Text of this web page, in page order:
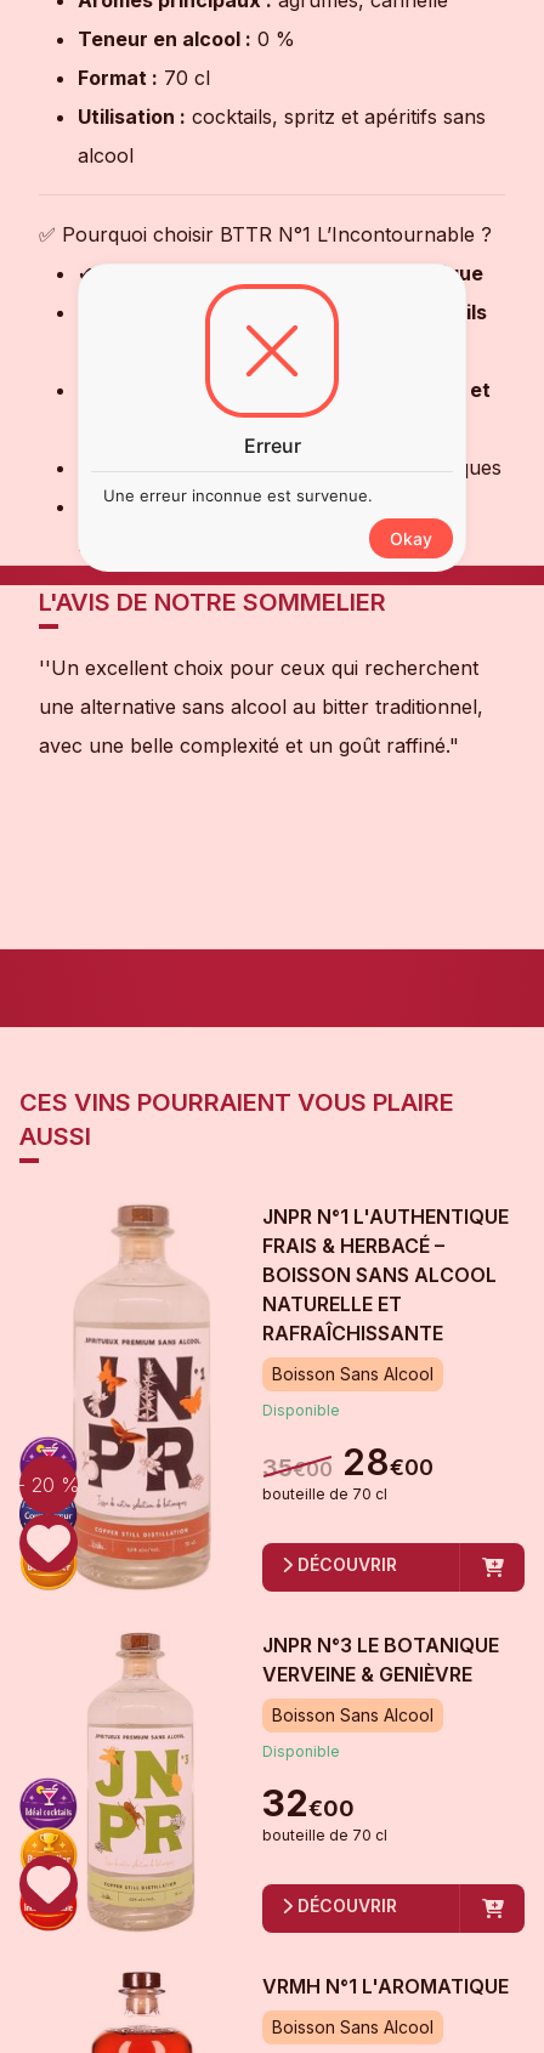
Teneur en alcool : 0 %
Format : 70 cl
Utilisation : cocktails, spritz et apéritifs sans
alcool
✅ Pourquoi choisir BTTR N°1 L’Incontournable ?
✔ Bitter
sans alcool intense et aromatique
✔ Idéal pour réaliser des
spritz et cocktails
✔ Équilibre parfait entre
agrumes, épices et
✔ Alternative élégante aux apéritifs classiques
✔ Parfait pour unapéritif convivial sans
alcool
L'AVIS DE NOTRE SOMMELIER
''Un excellent choix pour ceux qui recherchent
une alternative sans alcool au bitter traditionnel,
avec une belle complexité et un goût raffiné."
CES VINS POURRAIENT VOUS PLAIRE
AUSSI
- 20 %
JNPR N°1 L'AUTHENTIQUE
FRAIS & HERBACÉ –
BOISSON SANS ALCOOL
NATURELLE ET
RAFRAÎCHISSANTE
Boisson Sans Alcool
Disponible
35€00 28€00
bouteille de 70 cl
DÉCOUVRIR
JNPR N°3 LE BOTANIQUE
VERVEINE & GENIÈVRE
Boisson Sans Alcool
Disponible
32€00
bouteille de 70 cl
DÉCOUVRIR
VRMH N°1 L'AROMATIQUE
Boisson Sans Alcool
Erreur
Une erreur inconnue est survenue.
Okay